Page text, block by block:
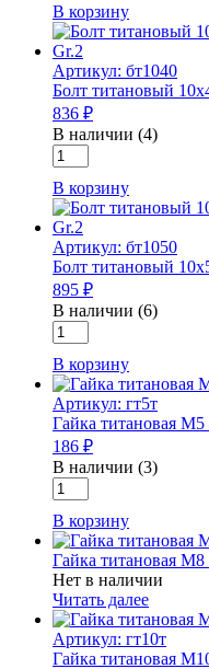
Болт
титановый
10х30
с
шестигр.
головкой
DIN
933
Gr.2
В корзину
Артикул: бт1040
Болт титановый
836 ₽
В наличии (4)
Количество
товара
Болт
титановый
10х40
с
шестигр.
головкой
DIN
933
Gr.2
В корзину
Артикул: бт1050
Болт титановый
895 ₽
В наличии (6)
Количество
товара
Болт
титановый
10х50
с
шестигр.
головкой
DIN
933
Gr.2
В корзину
Артикул: гт5т
Гайка титановая
186 ₽
В наличии (3)
Количество
товара
Гайка
титановая
М5
DIN
934
Gr.2
В корзину
Гайка титановая
Нет в наличии
Читать далее
Артикул: гт10т
Гайка титановая